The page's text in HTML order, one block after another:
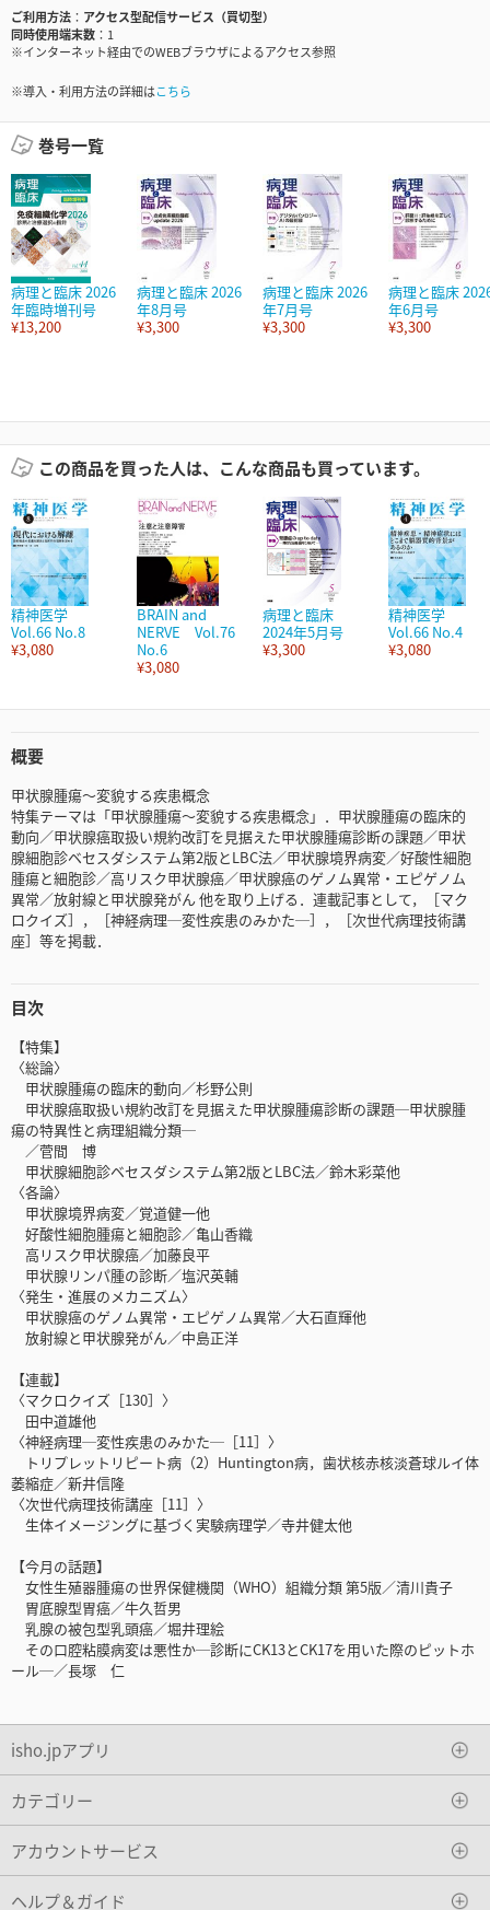
ご利用方法
アクセス型配信サービス（買切型）
同時使用端末数
1
※インターネット経由でのWEBブラウザによるアクセス参照
※導入・利用方法の詳細はこちら
巻号一覧
病理と臨床 2026
年臨時増刊号
¥13,200
病理と臨床 2026
年8月号
¥3,300
病理と臨床 2026
年7月号
¥3,300
病理と臨床
年6月号
¥3,300
この商品を買った人は、こんな商品も買っています。
精神医学
Vol.66 No.8
¥3,080
BRAIN and
NERVE Vol.76
No.6
¥3,080
病理と臨床
2024年5月号
¥3,300
精神医学
Vol.66 No.4
¥3,080
概要
甲状腺腫瘍～変貌する疾患概念
特集テーマは「甲状腺腫瘍～変貌する疾患概念」．甲状腺腫瘍の臨床的
動向／甲状腺癌取扱い規約改訂を見据えた甲状腺腫瘍診断の課題／甲状
腺細胞診ベセスダシステム第2版とLBC法／甲状腺境界病変／好酸性細胞
腫瘍と細胞診／高リスク甲状腺癌／甲状腺癌のゲノム異常・エピゲノム
異常／放射線と甲状腺発がん 他を取り上げる．連載記事として，［マク
ロクイズ］，［神経病理─変性疾患のみかた─］，［次世代病理技術講
座］等を掲載．
目次
【特集】
〈総論〉
甲状腺腫瘍の臨床的動向／杉野公則
‌甲状腺癌取扱い規約改訂を見据えた甲状腺腫瘍診断の課題─甲状腺腫
瘍の特異性と病理組織分類─
／菅間 博
甲状腺細胞診ベセスダシステム第2版とLBC法／鈴木彩菜他
〈各論〉
甲状腺境界病変／覚道健一他
好酸性細胞腫瘍と細胞診／亀山香織
高リスク甲状腺癌／加藤良平
甲状腺リンパ腫の診断／塩沢英輔
〈発生・進展のメカニズム〉
甲状腺癌のゲノム異常・エピゲノム異常／大石直輝他
放射線と甲状腺発がん／中島正洋
【連載】
〈マクロクイズ［130］〉
田中道雄他
〈神経病理─変性疾患のみかた─［11］〉
トリプレットリピート病（2）Huntington病，歯状核赤核淡蒼球ルイ体
萎縮症／新井信隆
〈次世代病理技術講座［11］〉
生体イメージングに基づく実験病理学／寺井健太他
【今月の話題】
女性生殖器腫瘍の世界保健機関（WHO）組織分類 第5版／清川貴子
胃底腺型胃癌／牛久哲男
乳腺の被包型乳頭癌／堀井理絵
その口腔粘膜病変は悪性か─診断にCK13とCK17を用いた際のピットホ
ール─／長塚 仁
isho.jpアプリ
カテゴリー
アカウントサービス
ヘルプ＆ガイド